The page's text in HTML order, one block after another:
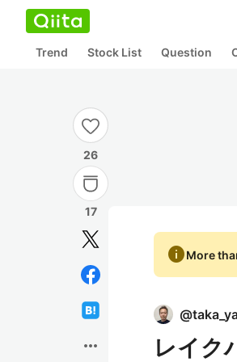
Trend Stock List Question
26
17
more_horiz
infoMore
@
レイク